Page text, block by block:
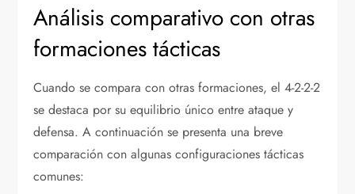
Análisis comparativo con otras
formaciones tácticas
Cuando se compara con otras formaciones, el 4-2-2-2
se destaca por su equilibrio único entre ataque y
defensa. A continuación se presenta una breve
comparación con algunas configuraciones tácticas
comunes: